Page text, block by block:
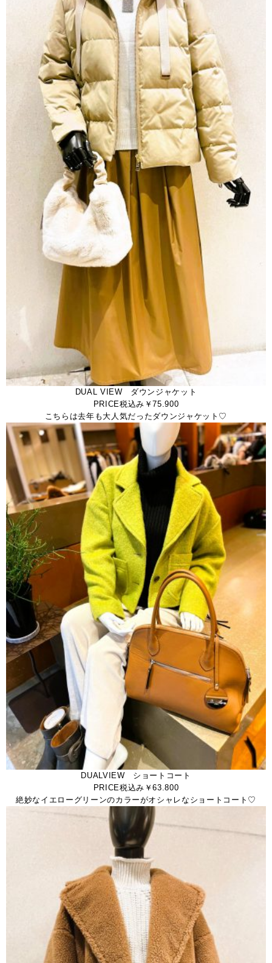
DUAL VIEW ダウンジャケット
PRICE税込み￥75.900
こちらは去年も大人気だったダウンジャケット♡
DUALVIEW ショートコート
PRICE税込み￥63.800
絶妙なイエローグリーンのカラーがオシャレなショートコート♡